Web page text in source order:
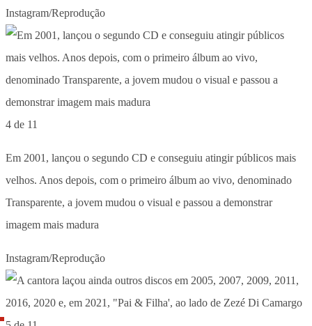
Instagram/Reprodução
4 de 11
Em 2001, lançou o segundo CD e conseguiu atingir públicos mais
velhos. Anos depois, com o primeiro álbum ao vivo, denominado
Transparente, a jovem mudou o visual e passou a demonstrar
imagem mais madura
Instagram/Reprodução